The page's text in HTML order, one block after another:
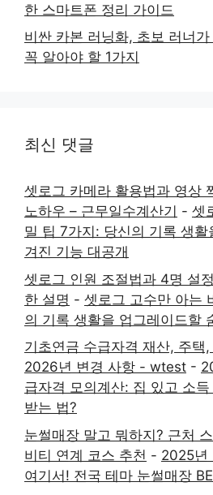
한 스마트폰 정리 가이드
비싼 카본 러닝화, 초보 러너
꼭 알아야 할 1가지
최신 댓글
셋로그 카메라 활용법과 영상
노하우 – 근무일수계산기 - 셋
밀 팁 7가지: 당신의 기록 생활
겨진 기능 대공개
셋로그 인원 조절법과 4명 설
한 설명 - 셋로그 고수만 아는
의 기록 생활을 업그레이드할
기초연금 수급자격 재산, 주택
2026년 변경 사항 - wtest -
급자격 모의계산: 집 있고 소
받는 법?
눈썰매장 말고 뭐하지? 근처
비티 연계 코스 추천 - 2025년
여기서! 전국 테마 눈썰매장